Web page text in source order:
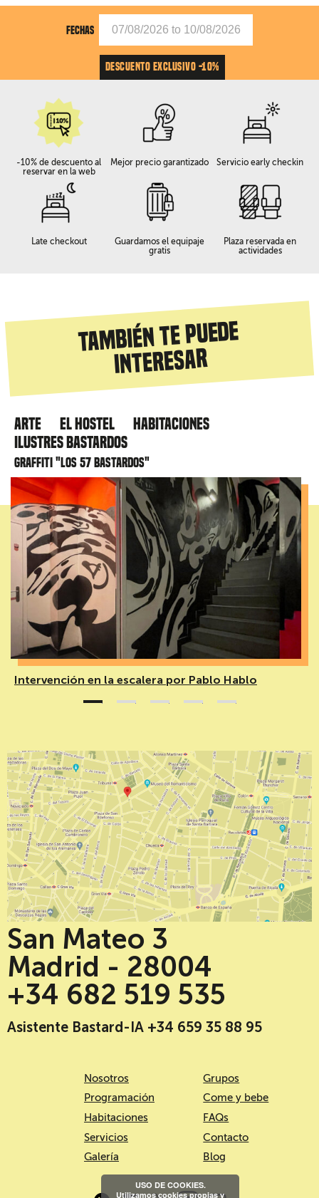
FECHAS
DESCUENTO EXCLUSIVO -10%
-10% de descuento al
reservar en la web
Mejor precio garantizado Servicio early checkin
Late checkout
Guardamos el equipaje
gratis
Plaza reservada en
actividades
También te puede
interesar
Arte El hostel
Habitaciones
Ilustres Bastardos
Graffiti "Los 57 bastardos"
Intervención en la escalera por Pablo Hablo
1 2 3 4 5
San Mateo 3
Madrid - 28004
+34 682 519 535
Asistente Bastard-IA +34 659 35 88 95
Nosotros
Programación
Habitaciones
Servicios
Galería
Grupos
Come y bebe
FAQs
Contacto
Blog
USO DE COOKIES.
Utilizamos cookies propias y